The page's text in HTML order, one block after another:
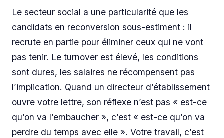
Le secteur social a une particularité que les
candidats en reconversion sous-estiment : il
recrute en partie pour éliminer ceux qui ne vont
pas tenir. Le turnover est élevé, les conditions
sont dures, les salaires ne récompensent pas
l’implication. Quand un directeur d’établissement
ouvre votre lettre, son réflexe n’est pas « est-ce
qu’on va l’embaucher », c’est « est-ce qu’on va
perdre du temps avec elle ». Votre travail, c’est